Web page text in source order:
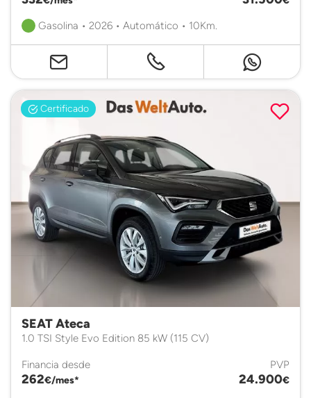
Gasolina • 2026 • Automático • 10Km.
Certificado
SEAT Ateca
1.0 TSI Style Evo Edition 85 kW (115 CV)
Financia desde
262€/mes*
PVP
24.900€